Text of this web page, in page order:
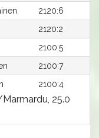
2120:6
2120:2
2100:5
2100:7
2100:4
25.0